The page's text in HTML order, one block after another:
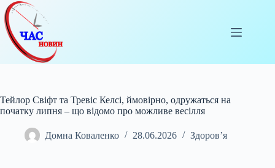
Перейти
до
вмісту
Тейлор Свіфт та Тревіс Келсі, ймовірно, одружаться на
початку липня – що відомо про можливе весілля
Домна Коваленко 28.06.2026 Здоров’я